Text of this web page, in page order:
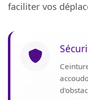
faciliter vos